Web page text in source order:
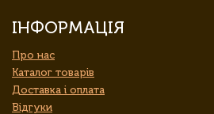
ІНФОРМАЦІЯ
Про нас
Каталог товарів
Доставка і оплата
Відгуки